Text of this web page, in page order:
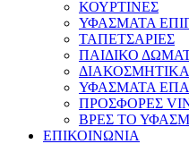
ΚΟΥΡΤΙΝΕΣ
ΥΦΑΣΜΑΤΑ
ΤΑΠΕΤΣΑΡΙΕΣ
ΠΑΙΔΙΚΟ
ΔΙΑΚΟΣΜΗΤΙΚΑ
ΥΦΑΣΜΑΤΑ
ΠΡΟΣΦΟΡΕΣ
ΒΡΕΣ ΤΟ
ΕΠΙΚΟΙΝΩΝΙΑ